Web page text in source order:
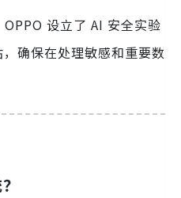
设立了 AI 安全实验
确保在处理敏感和重要数